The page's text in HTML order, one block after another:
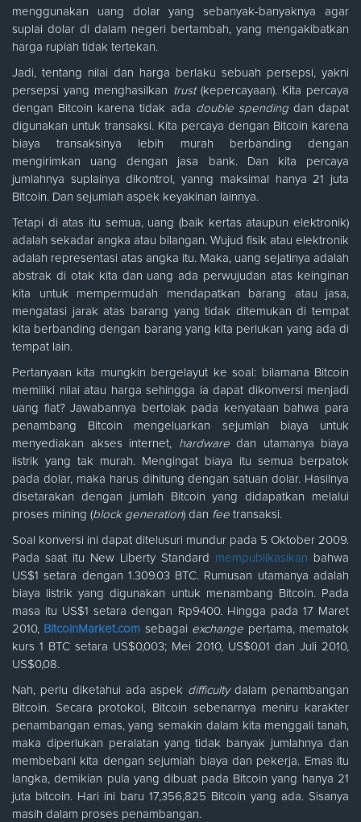
menggunakan uang dolar yang sebanyak-banyaknya agar
suplai dolar di dalam negeri bertambah, yang mengakibatkan
harga rupiah tidak tertekan.
Jadi, tentang nilai dan harga berlaku sebuah persepsi, yakni
persepsi yang menghasilkan trust(kepercayaan). Kita percaya
dengan Bitcoin karena tidak ada double spendingdan dapat
digunakan untuk transaksi. Kita percaya dengan Bitcoin karena
biaya transaksinya lebih murah berbanding dengan
mengirimkan uang dengan jasa bank. Dan kita percaya
jumlahnya suplainya dikontrol, yanng maksimal hanya 21 juta
Bitcoin. Dan sejumlah aspek keyakinan lainnya.
Tetapi di atas itu semua, uang (baik kertas ataupun elektronik)
adalah sekadar angka atau bilangan. Wujud fisik atau elektronik
adalah representasi atas angka itu. Maka, uang sejatinya adalah
abstrak di otak kita dan uang ada perwujudan atas keinginan
kita untuk mempermudah mendapatkan barang atau jasa,
mengatasi jarak atas barang yang tidak ditemukan di tempat
kita berbanding dengan barang yang kita perlukan yang ada di
tempat lain.
Pertanyaan kita mungkin bergelayut ke soal: bilamana Bitcoin
memiliki nilai atau harga sehingga ia dapat dikonversi menjadi
uang fiat? Jawabannya bertolak pada kenyataan bahwa para
penambang Bitcoin mengeluarkan sejumlah biaya untuk
menyediakan akses internet, hardwaredan utamanya biaya
listrik yang tak murah. Mengingat biaya itu semua berpatok
pada dolar, maka harus dihitung dengan satuan dolar. Hasilnya
disetarakan dengan jumlah Bitcoin yang didapatkan melalui
proses mining (block generation) dan fee transaksi.
Soal konversi ini dapat ditelusuri mundur pada 5 Oktober 2009.
Pada saat itu New Liberty Standard mempublikasikan bahwa
US$1 setara dengan 1.309.03 BTC. Rumusan utamanya adalah
biaya listrik yang digunakan untuk menambang Bitcoin. Pada
masa itu US$1 setara dengan Rp9400. Hingga pada 17 Maret
2010, BitcoinMarket.com sebagai exchange pertama, mematok
kurs 1 BTC setara US$0,003; Mei 2010, US$0,01 dan Juli 2010,
US$0,08.
Nah, perlu diketahui ada aspek difficultydalam penambangan
Bitcoin. Secara protokol, Bitcoin sebenarnya meniru karakter
penambangan emas, yang semakin dalam kita menggali tanah,
maka diperlukan peralatan yang tidak banyak jumlahnya dan
membebani kita dengan sejumlah biaya dan pekerja. Emas itu
langka, demikian pula yang dibuat pada Bitcoin yang hanya 21
juta bitcoin. Hari ini baru 17,356,825 Bitcoin yang ada. Sisanya
masih dalam proses penambangan.